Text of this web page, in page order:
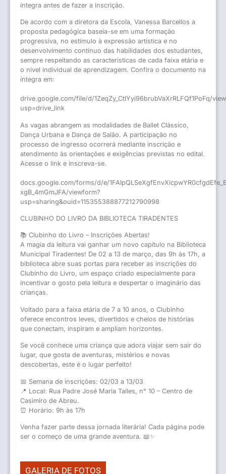
íntegra antes de fazer a inscrição.
De acordo com a diretora da Escola, Vanessa Barcellos a
proposta pedagógica baseia-se em uma formação
progressiva, no estímulo à expressão artística e no
desenvolvimento contínuo das habilidades dos estudantes,
sempre respeitando as características de cada faixa etária e
o nível individual de aprendizagem. Confira o documento na
íntegra em:
drive.google.com/file/d/1ZeqZy_CtIYyi96brubVaXrRLFQf1PoFq/
usp=drive_link
As vagas abrangem as modalidades de Ballet Clássico,
Dança Urbana e Dança de Salão. A participação no
processo de ingresso ocorrerá mediante inscrição e
atendimento às orientações e exigências previstas no edital.
Acesse o link e inscreva-se.
docs.google.com/forms/d/e/
xgB_4mGmJFA/viewform?
usp=sharing&ouid=115355388877212790998
CLUBINHO DO LIVRO DA BIBLIOTECA TIRADENTES
📚 Clubinho do Livro – Inscrições Abertas!
A magia da leitura vai ganhar um novo capítulo na Biblioteca
Municipal Tiradentes! De 02 a 13 de março, das 9h às 17h, a
biblioteca abre suas portas para receber as inscrições do
Clubinho do Livro, um espaço criado especialmente para
incentivar o gosto pela leitura e despertar o imaginário das
crianças.
Voltado para a faixa etária de 7 a 10 anos, o Clubinho
oferece encontros leves, divertidos e cheios de histórias
que conectam, inspiram e ampliam horizontes.
Se você conhece uma criança que adora viajar sem sair do
lugar, que gosta de aventuras, mistérios e novas
descobertas, este é o lugar perfeito!
📅 Semana de inscrições: 02/03 a 13/03
📍 Local: Rua Padre José Maria Talles, n° 10 – Centro de
Casimiro de Abreu.
⏰ Horário: 9h às 17h
Venha fazer parte dessa jornada literária! Cada página pode
ser o começo de uma grande aventura. 📖✨
GALERIA DE FOTOS